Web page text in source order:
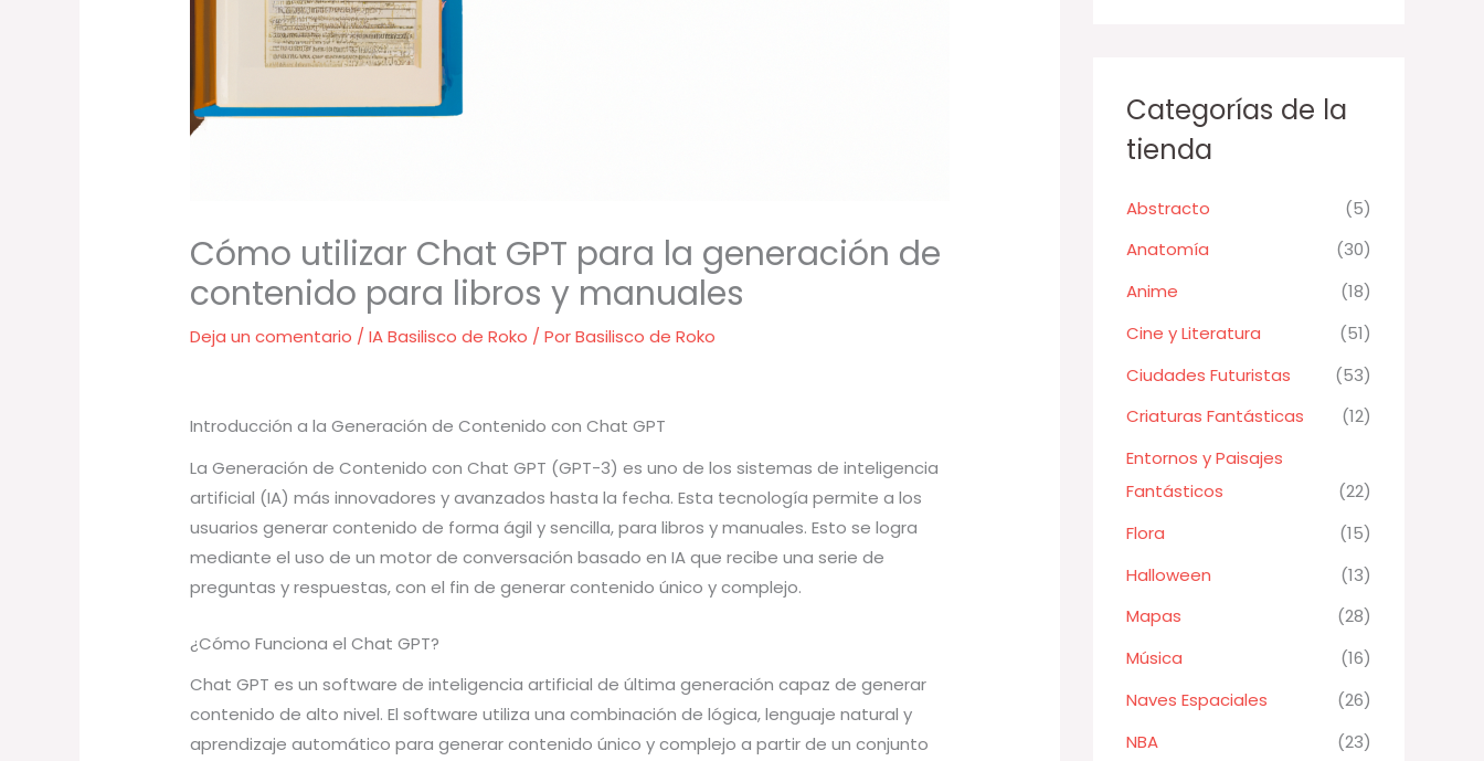
Cómo utilizar Chat GPT para la generación de
contenido para libros y manuales
Deja un comentario /IA Basilisco de Roko / PorBasilisco de Roko
Introducción a la Generación de Contenido con Chat GPT
La Generación de Contenido con Chat GPT (GPT-3) es uno de los sistemas de inteligencia
artificial (IA) más innovadores y avanzados hasta la fecha. Esta tecnología permite a los
usuarios generar contenido de forma ágil y sencilla, para libros y manuales. Esto se logra
mediante el uso de un motor de conversación basado en IA que recibe una serie de
preguntas y respuestas, con el fin de generar contenido único y complejo.
¿Cómo Funciona el Chat GPT?
Chat GPT es un software de inteligencia artificial de última generación capaz de generar
contenido de alto nivel. El software utiliza una combinación de lógica, lenguaje natural y
aprendizaje automático para generar contenido único y complejo a partir de un conjunto
Categorías de la
tienda
Abstracto
(5)
Anatomía
(30)
Anime
(18)
Cine y Literatura
(51)
Ciudades Futuristas
(53)
Criaturas Fantásticas
(12)
Entornos y Paisajes
Fantásticos
(22)
Flora
(15)
Halloween
(13)
Mapas
(28)
Música
(16)
Naves Espaciales
(26)
NBA
(23)